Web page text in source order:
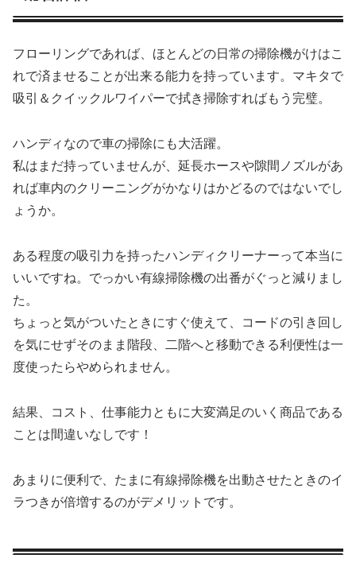
フローリングであれば、ほとんどの日常の掃除機がけはこ
れで済ませることが出来る能力を持っています。マキタで
吸引＆クイックルワイパーで拭き掃除すればもう完璧。
ハンディなので車の掃除にも大活躍。
私はまだ持っていませんが、延長ホースや隙間ノズルがあ
れば車内のクリーニングがかなりはかどるのではないでし
ょうか。
ある程度の吸引力を持ったハンディクリーナーって本当に
いいですね。でっかい有線掃除機の出番がぐっと減りまし
た。
ちょっと気がついたときにすぐ使えて、コードの引き回し
を気にせずそのまま階段、二階へと移動できる利便性は一
度使ったらやめられません。
結果、コスト、仕事能力ともに大変満足のいく商品である
ことは間違いなしです！
あまりに便利で、たまに有線掃除機を出動させたときのイ
ラつきが倍増するのがデメリットです。